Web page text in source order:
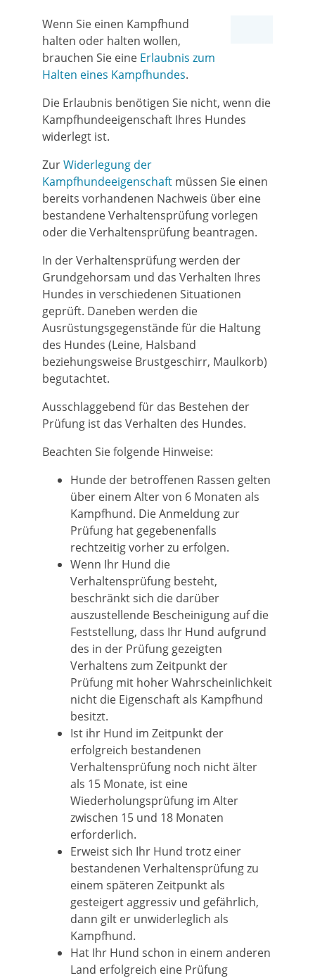
Wenn Sie einen Kampfhund
halten oder halten wollen,
brauchen Sie eine Erlaubnis zum
Halten eines Kampfhundes.
Die Erlaubnis benötigen Sie nicht, wenn die
Kampfhundeeigenschaft Ihres Hundes
widerlegt ist.
ZurWiderlegung der
Kampfhundeeigenschaft müssen Sie einen
bereits vorhandenen Nachweis über eine
bestandene Verhaltensprüfung vorlegen
oder die Verhaltensprüfung beantragen.
In der Verhaltensprüfung werden der
Grundgehorsam und das Verhalten Ihres
Hundes in verschiedenen Situationen
geprüft. Daneben werden die
Ausrüstungsgegenstände für die Haltung
des Hundes (Leine, Halsband
beziehungsweise Brustgeschirr, Maulkorb)
begutachtet.
Ausschlaggebend für das Bestehen der
Prüfung ist das Verhalten des Hundes.
Beachten Sie folgende Hinweise:
Hunde der betroffenen Rassen gelten
über einem Alter von 6 Monaten als
Kampfhund. Die Anmeldung zur
Prüfung hat gegebenenfalls
rechtzeitig vorher zu erfolgen.
Wenn Ihr Hund die
Verhaltensprüfung besteht,
beschränkt sich die darüber
auszustellende Bescheinigung auf die
Feststellung, dass Ihr Hund aufgrund
des in der Prüfung gezeigten
Verhaltens zum Zeitpunkt der
Prüfung mit hoher Wahrscheinlichkeit
nicht die Eigenschaft als Kampfhund
besitzt.
Ist ihr Hund im Zeitpunkt der
erfolgreich bestandenen
Verhaltensprüfung noch nicht älter
als 15 Monate, ist eine
Wiederholungsprüfung im Alter
zwischen 15 und 18 Monaten
erforderlich.
Erweist sich Ihr Hund trotz einer
bestandenen Verhaltensprüfung zu
einem späteren Zeitpunkt als
gesteigert aggressiv und gefährlich,
dann gilt er unwiderleglich als
Kampfhund.
Hat Ihr Hund schon in einem anderen
Land erfolgreich eine Prüfung